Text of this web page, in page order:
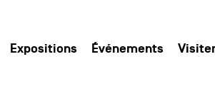
Expositions Événements